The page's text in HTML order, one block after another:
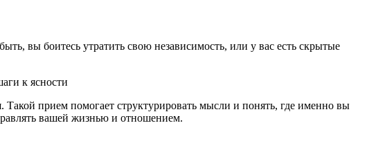
вы боитесь утратить свою независимость, или у вас есть скрытые
прием помогает структурировать мысли и понять, где именно вы
вашей жизнью и отношением.